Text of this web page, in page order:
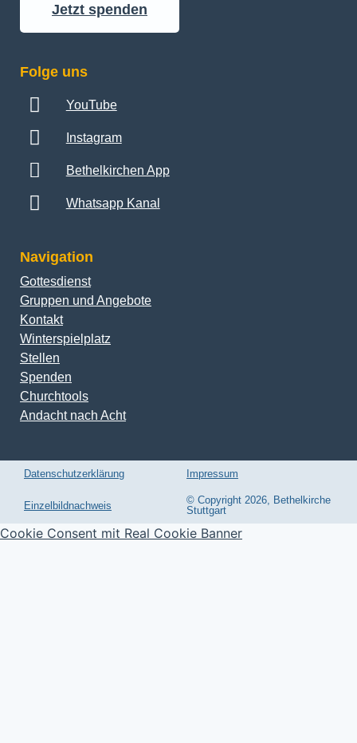
Jetzt spenden
Folge uns
YouTube
Instagram
Bethelkirchen App
Whatsapp Kanal
Navigation
Gottesdienst
Gruppen und Angebote
Kontakt
Winterspielplatz
Stellen
Spenden
Churchtools
Andacht nach Acht
Datenschutzerklärung Impressum
Einzelbildnachweis
© Copyright 2026, Bethelkirche
Stuttgart
Cookie Consent mit Real Cookie Banner